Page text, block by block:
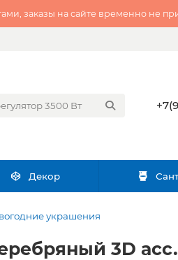
заказы на сайте временно не
Декор
украшения
3D